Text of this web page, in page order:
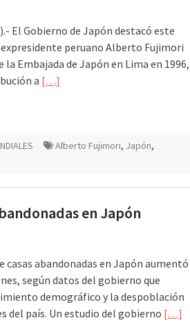
El Gobierno de Japón destacó este
peruano Alberto Fujimori
Embajada de Japón en Lima en 1996,
a […]
Alberto Fujimori, Japón,
en Japón
casas abandonadas en Japón aumentó
según datos del gobierno que
demográfico y la despoblación
del país. Un estudio del gobierno […]